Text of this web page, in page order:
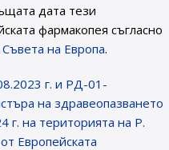
дата тези
фармакопея съгласно
на Европа.
г. и РД-01-
на здравеопазването
г. на територията на Р.
Европейската